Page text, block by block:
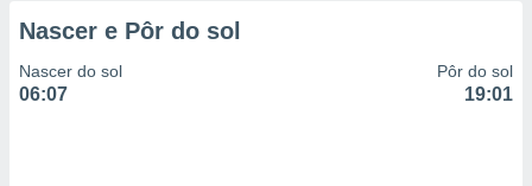
Nascer e Pôr do sol
Nascer do sol
06:07
Pôr do sol
19:01